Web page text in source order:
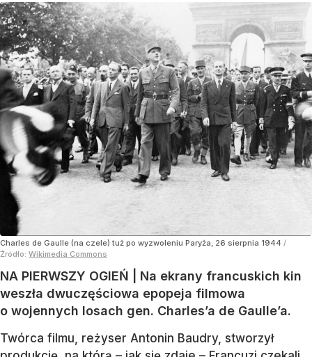
Charles de Gaulle (na czele) tuż po wyzwoleniu Paryża, 26 sierpnia 1944 /
Źródło: Wikimedia Commons
NA PIERWSZY OGIEŃ | Na ekrany francuskich kin
weszła dwuczęściowa epopeja filmowa
o wojennych losach gen. Charles’a de Gaulle’a.
Twórca filmu, reżyser Antonin Baudry, stworzył